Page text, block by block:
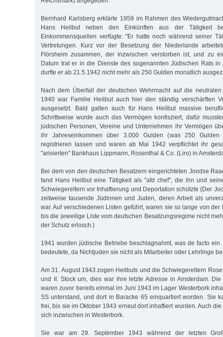
Bernhard Karlsberg erklärte 1959 im Rahmen des
Hans Heilbut neben den Einkünften aus der Tätigkeit
Einkommensquellen verfügte: "Er hatte noch während seiner
Vertretungen. Kurz vor der Besetzung der Niederlande
Flörsheim zusammen, der inzwischen verstorben ist, und zu
Datum trat er in die Dienste des sogenannten Jüdischen Rats in
durfte er ab 21.5.1942 nicht mehr als 250 Gulden monatlich
Nach dem Überfall der deutschen Wehrmacht auf die
1940 war Familie Heilbut auch hier den ständig verschärften
ausgesetzt. Bald galten auch für Hans Heilbut massive
Schrittweise wurde auch das Vermögen konfisziert, dafür
jüdischen Personen, Vereine und Unternehmen ihr Vermögen
ihr Jahreseinkommen über 3.000 Gulden (was 250 Gulden
registrieren lassen und waren ab Mai 1942 verpflichtet ihr
"arisierten" Bankhaus Lippmann, Rosenthal & Co. (Liro) in
Bei dem von den deutschen Besatzern eingerichteten Joodse
fand Hans Heilbut eine Tätigkeit als "afd chef", die ihn und
Schwiegereltern vor Inhaftierung und Deportation schützte (Der
zeitweise tausende Jüdinnen und Juden, deren Arbeit als
war. Auf verschiedenen Listen geführt, waren sie so lange von der
bis die jeweilige Liste vom deutschen Besatzungsregime nicht
der Schutz erlosch.)
1941 wurden jüdische Betriebe beschlagnahmt, was de facto ein
bedeutete, da Nichtjuden sie nicht als Mitarbeiter oder Lehrlinge
Am 31. August 1943 zogen Heilbuts und die Schwiegereltern
und II. Stock um, dies war ihre letzte Adresse in Amsterdam.
waren zuvor bereits einmal im Juni 1943 im Lager Westerbork
SS unterstand, und dort in Baracke 65 einquartiert worden. Sie
frei, bis sie im Oktober 1943 erneut dort inhaftiert wurden. Auch
sich inzwischen in Westerbork.
Sie war am 29. September 1943 während der letzten